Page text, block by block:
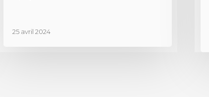
25 avril 2024